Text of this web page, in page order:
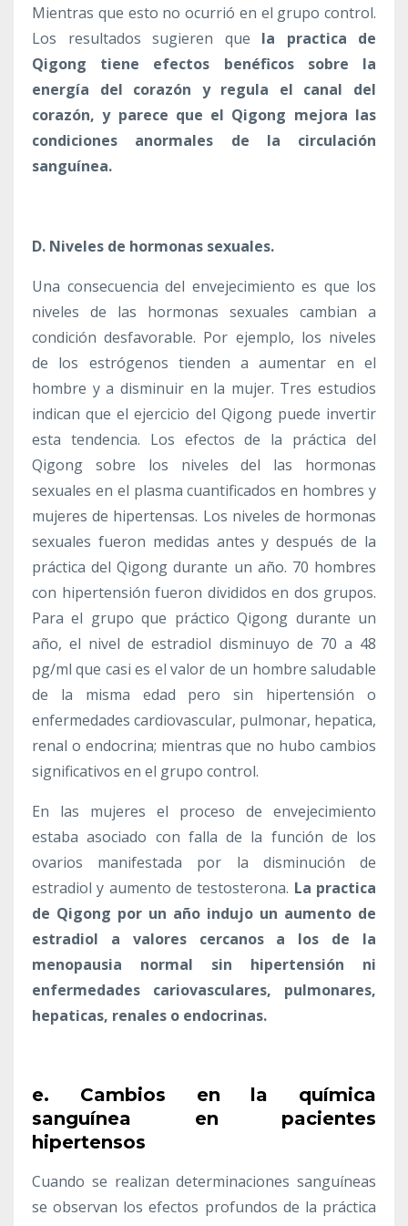
Mientras que esto no ocurrió en el grupo control.
Los resultados sugieren que la practica de
Qigong tiene efectos benéficos sobre la
energía del corazón y regula el canal del
corazón, y parece que el Qigong mejora las
condiciones anormales de la circulación
sanguínea.
D. Niveles de hormonas sexuales.
Una consecuencia del envejecimiento es que los
niveles de las hormonas sexuales cambian a
condición desfavorable. Por ejemplo, los niveles
de los estrógenos tienden a aumentar en el
hombre y a disminuir en la mujer. Tres estudios
indican que el ejercicio del Qigong puede invertir
esta tendencia. Los efectos de la práctica del
Qigong sobre los niveles del las hormonas
sexuales en el plasma cuantificados en hombres y
mujeres de hipertensas. Los niveles de hormonas
sexuales fueron medidas antes y después de la
práctica del Qigong durante un año. 70 hombres
con hipertensión fueron divididos en dos grupos.
Para el grupo que práctico Qigong durante un
año, el nivel de estradiol disminuyo de 70 a 48
pg/ml que casi es el valor de un hombre saludable
de la misma edad pero sin hipertensión o
enfermedades cardiovascular, pulmonar, hepatica,
renal o endocrina; mientras que no hubo cambios
significativos en el grupo control.
En las mujeres el proceso de envejecimiento
estaba asociado con falla de la función de los
ovarios manifestada por la disminución de
estradiol y aumento de testosterona. La practica
de Qigong por un año indujo un aumento de
estradiol a valores cercanos a los de la
menopausia normal sin hipertensión ni
enfermedades cariovasculares, pulmonares,
hepaticas, renales o endocrinas.
e. Cambios en la química
sanguínea en pacientes
hipertensos
Cuando se realizan determinaciones sanguíneas
se observan los efectos profundos de la práctica